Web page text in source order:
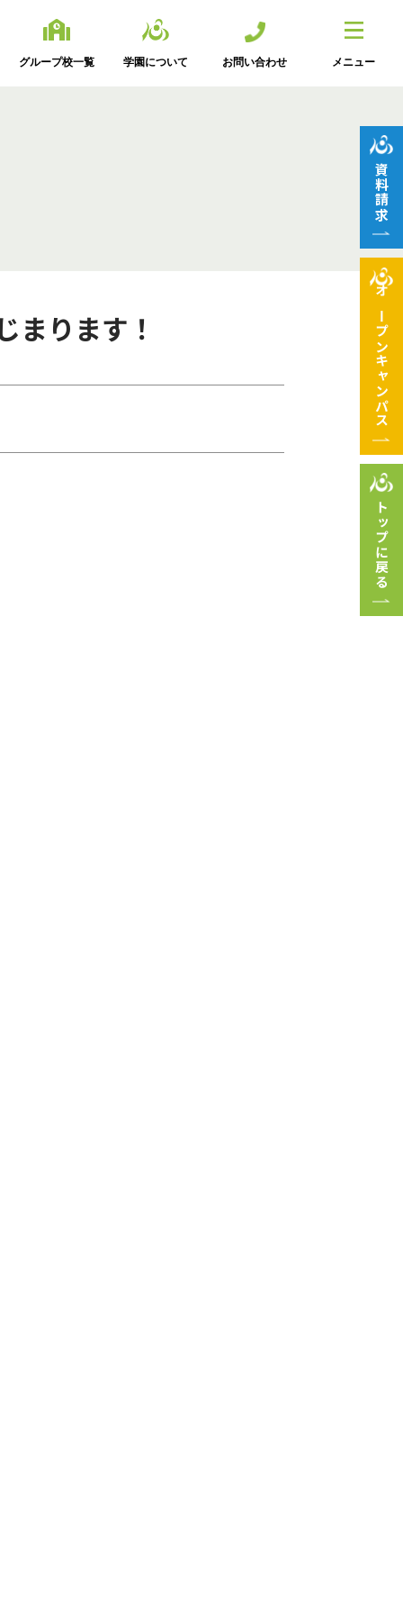
グループ校一覧 学園について お問い合わせ メニュー
まります！
資料請求
オープン
キャンパス
トップに戻る